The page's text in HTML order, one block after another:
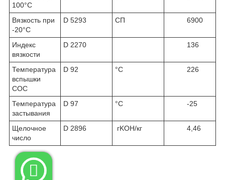
100°C
Вязкость при
-20°C
D 5293 CП 6900
Индекс
вязкости
D 2270 136
Температура
вспышки
COC
D 92 °C 226
Температура
застывания
D 97 °C -25
Щелочное
число
D 2896 гKOH/кг 4,46
